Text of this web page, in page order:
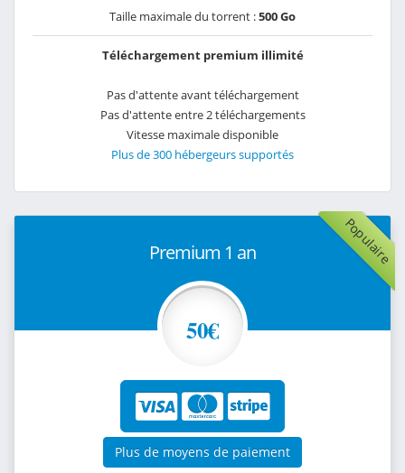
Taille maximale du torrent :500 Go
Téléchargement premium illimité
Pas d'attente avant téléchargement
Pas d'attente entre 2 téléchargements
Vitesse maximale disponible
Plus de 300 hébergeurs supportés
Populaire
Premium 1 an
50€
Plus de moyens de paiement